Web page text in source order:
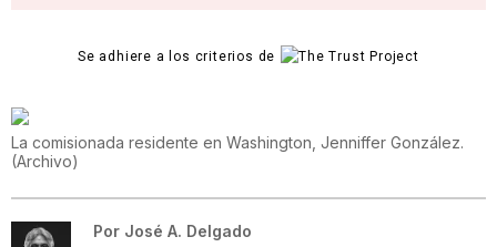
Se adhiere a los criterios de
La comisionada residente en Washington, Jenniffer González.
(Archivo)
Por José A. Delgado